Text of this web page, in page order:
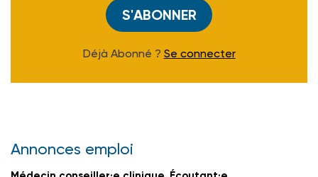
S'ABONNER
Déjà Abonné ? Se connecter
Annonces emploi